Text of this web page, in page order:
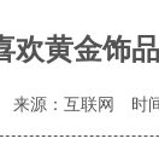
欢黄金饰
来源：互联网 时